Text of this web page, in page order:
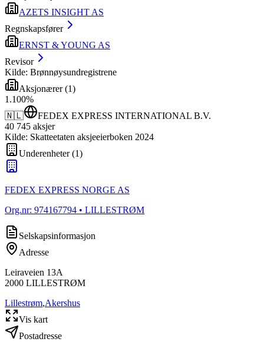
AZETS INSIGHT AS
Regnskapsfører
ERNST & YOUNG AS
Revisor
Kilde: Brønnøysundregistrene
Aksjonærer(1)
1 .100%
🇳🇱
FEDEX EXPRESS INTERNATIONAL B.V.
40 745 aksjer
Kilde: Skatteetaten aksjeeierboken 2024
Underenheter(1)
FEDEX EXPRESS NORGE AS
Org.nr: 974167794 • LILLESTRØM
Selskapsinformasjon
Adresse
Leiraveien 13A
2000 LILLESTRØM
Lillestrøm,Akershus
Vis kart
Postadresse